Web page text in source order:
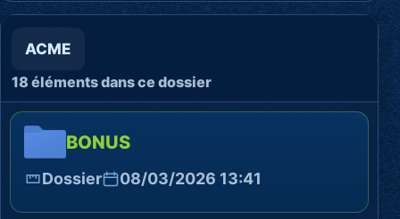
ACME
18 éléments dans ce dossier
BONUS
Dossier 08/03/2026 13:41